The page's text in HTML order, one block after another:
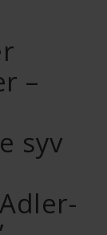
–
syv